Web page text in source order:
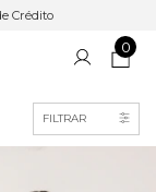
Crédito
0
FILTRAR